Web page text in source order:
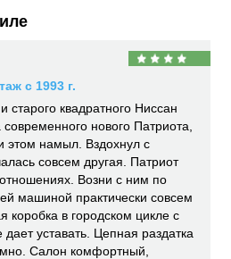
с 1993 г.
старого квадратного Ниссан
нового Патриота,
этом намыл. Вздохнул с
совсем другая. Патриот
Возни с ним по
машиной практически совсем
коробка в городском цикле с
уставать. Цепная раздатка
Салон комфортный,